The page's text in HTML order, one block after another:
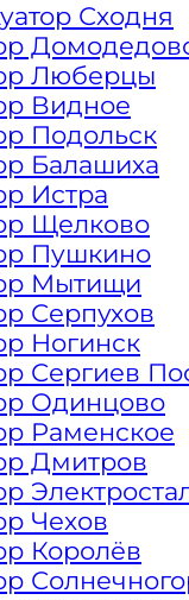
01
Сходня
Люберцы
Видное
Подольск
Балашиха
Истра
Щелково
Пушкино
Мытищи
Серпухов
Ногинск
Сергиев
Одинцово
Раменское
Дмитров
Чехов
Королёв